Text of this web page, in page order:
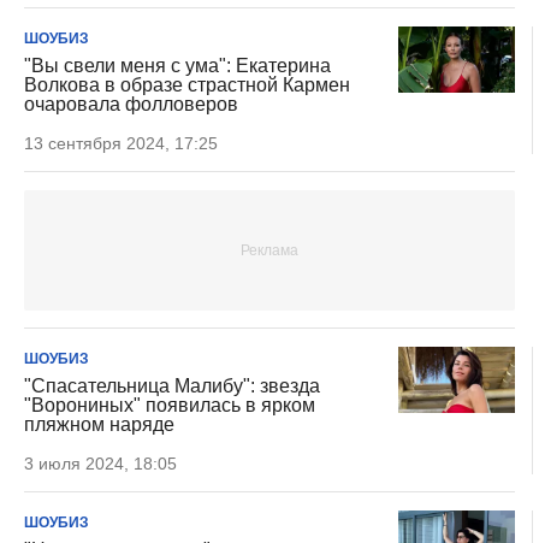
ШОУБИЗ
"Вы свели меня с ума": Екатерина
Волкова в образе страстной Кармен
очаровала фолловеров
13 сентября 2024, 17:25
ШОУБИЗ
"Спасательница Малибу": звезда
"Ворониных" появилась в ярком
пляжном наряде
3 июля 2024, 18:05
ШОУБИЗ